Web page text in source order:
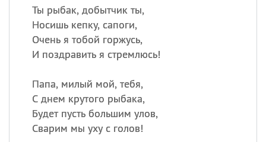
Ты рыбак, добытчик ты,
Носишь кепку, сапоги,
Очень я тобой горжусь,
И поздравить я стремлюсь!
Папа, милый мой, тебя,
С днем крутого рыбака,
Будет пусть большим улов,
Сварим мы уху с голов!